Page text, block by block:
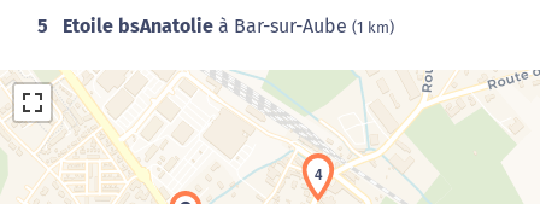
5 Etoile bsAnatolie à Bar-sur-Aube (1 km)
4